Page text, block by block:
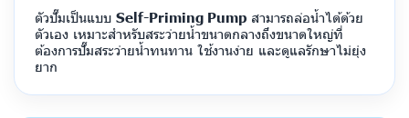
ตัวปั๊มเป็นแบบ Self-Priming Pump สามารถล่อน้ำได้ด้วย
ตัวเอง เหมาะสำหรับสระว่ายน้ำขนาดกลางถึงขนาดใหญ่ที่
ต้องการปั๊มสระว่ายน้ำทนทาน ใช้งานง่าย และดูแลรักษาไม่ยุ่ง
ยาก